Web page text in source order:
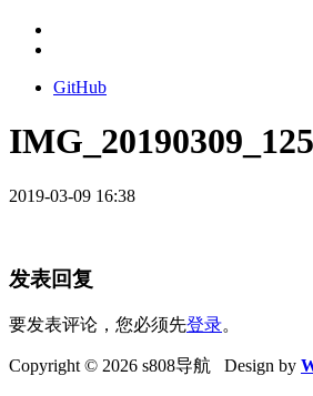
GitHub
2019-03-09 16:38
发表回复
要发表评论，您必须先登录。
Copyright © 2026 s808导航 Design by